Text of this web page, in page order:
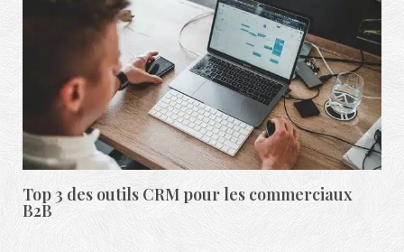
Top 3 des outils CRM pour les commerciaux
B2B